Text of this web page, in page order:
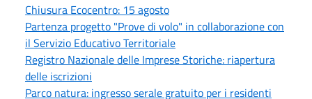
Chiusura Ecocentro: 15 agosto
Partenza progetto "Prove di volo" in collaborazione con
il Servizio Educativo Territoriale
Registro Nazionale delle Imprese Storiche: riapertura
delle iscrizioni
Parco natura: ingresso serale gratuito per i residenti